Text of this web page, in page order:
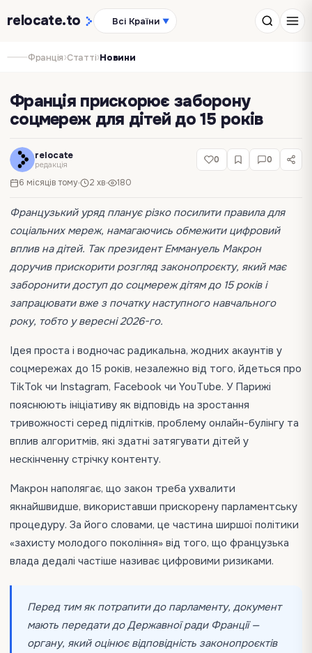
relocate.to Всі Країни ▼
Франція›Статті›Новини
Франція прискорює заборону
соцмереж для дітей до 15 років
relocate
редакція
6 місяців тому 2 хв 180
0 0
Французький уряд планує різко посилити правила для
соціальних мереж, намагаючись обмежити цифровий
вплив на дітей. Так президент Еммануель Макрон
доручив прискорити розгляд законопроєкту, який має
заборонити доступ до соцмереж дітям до 15 років і
запрацювати вже з початку наступного навчального
року, тобто у вересні 2026-го.
Ідея проста і водночас радикальна, жодних акаунтів у
соцмережах до 15 років, незалежно від того, йдеться про
TikTok чи Instagram, Facebook чи YouTube. У Парижі
пояснюють ініціативу як відповідь на зростання
тривожності серед підлітків, проблему онлайн-булінгу та
вплив алгоритмів, які здатні затягувати дітей у
нескінченну стрічку контенту.
Макрон наполягає, що закон треба ухвалити
якнайшвидше, використавши прискорену парламентську
процедуру. За його словами, це частина ширшої політики
«захисту молодого покоління» від того, що французька
влада дедалі частіше називає цифровими ризиками.
Перед тим як потрапити до парламенту, документ
мають передати до Державної ради Франції —
органу, який оцінює відповідність законопроєктів